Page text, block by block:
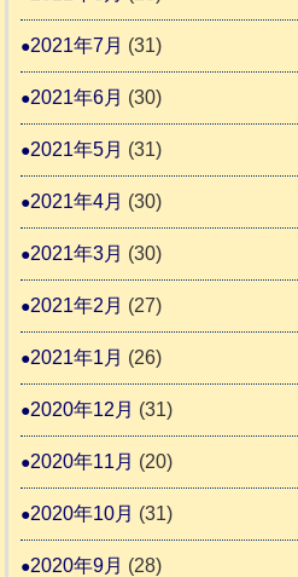
2021年7月 (31)
2021年6月 (30)
2021年5月 (31)
2021年4月 (30)
2021年3月 (30)
2021年2月 (27)
2021年1月 (26)
2020年12月 (31)
2020年11月 (20)
2020年10月 (31)
2020年9月 (28)